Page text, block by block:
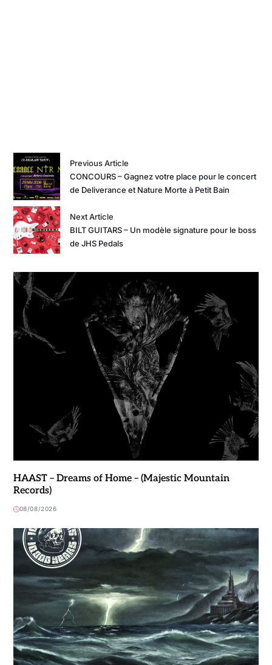
Previous Article
CONCOURS – Gagnez votre place pour le concert
de Deliverance et Nature Morte à Petit Bain
Next Article
BILT GUITARS – Un modèle signature pour le boss
de JHS Pedals
HAAST – Dreams of Home – (Majestic Mountain
Records)
08/08/2026